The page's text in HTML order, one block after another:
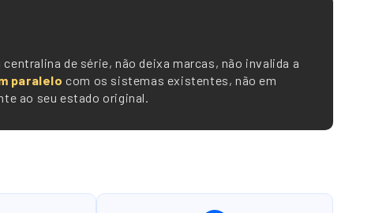
centralina de série, não deixa marcas, não invalida a
paralelo com os sistemas existentes, não em
ao seu estado original.